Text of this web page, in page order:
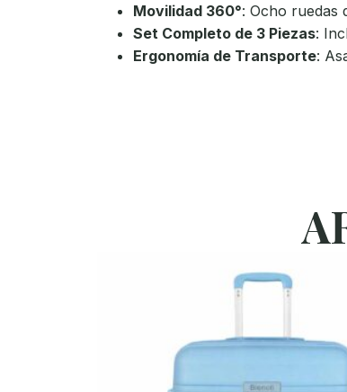
Movilidad 360°: Ocho ruedas
Set Completo de 3 Piezas:
Ergonomía de Transporte: